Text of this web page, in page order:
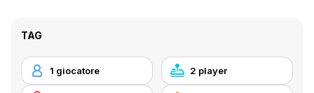
TAG
1 giocatore 2 player